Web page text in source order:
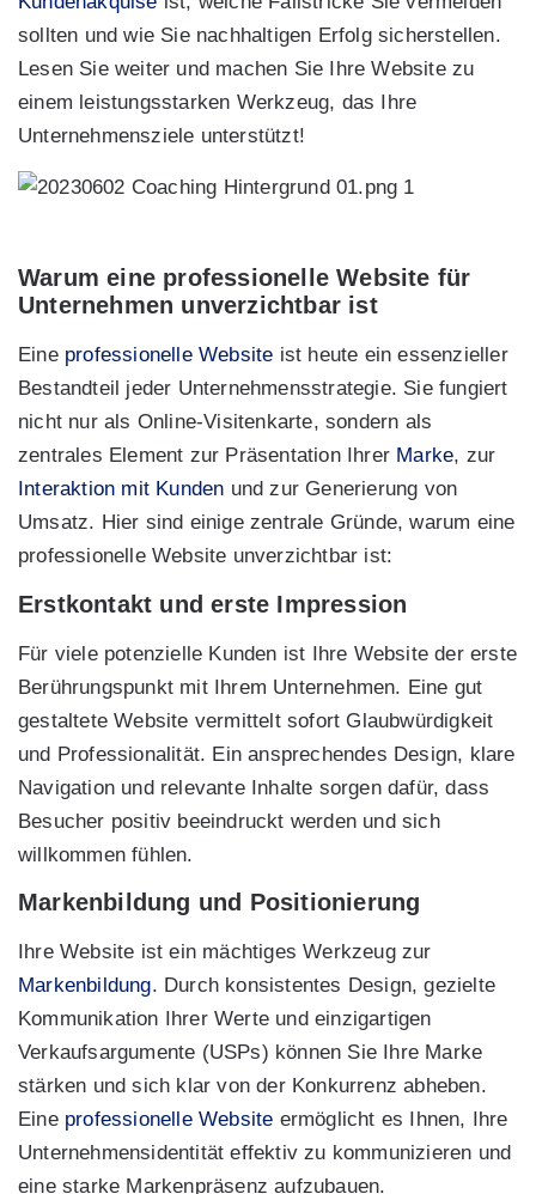
sollten und wie Sie nachhaltigen Erfolg sicherstellen.
Lesen Sie weiter und machen Sie Ihre Website zu
einem leistungsstarken Werkzeug, das Ihre
Unternehmensziele unterstützt!
Warum eine professionelle Website für
Unternehmen unverzichtbar ist
Eineprofessionelle Website ist heute ein essenzieller
Bestandteil jeder Unternehmensstrategie. Sie fungiert
nicht nur als Online-Visitenkarte, sondern als
zentrales Element zur Präsentation Ihrer Marke, zur
Interaktion mit Kunden und zur Generierung von
Umsatz. Hier sind einige zentrale Gründe, warum eine
professionelle Website unverzichtbar ist:
Erstkontakt und erste Impression
Für viele potenzielle Kunden ist Ihre Website der erste
Berührungspunkt mit Ihrem Unternehmen. Eine gut
gestaltete Website vermittelt sofort Glaubwürdigkeit
und Professionalität. Ein ansprechendes Design, klare
Navigation und relevante Inhalte sorgen dafür, dass
Besucher positiv beeindruckt werden und sich
willkommen fühlen.
Markenbildung und Positionierung
Ihre Website ist ein mächtiges Werkzeug zur
Markenbildung. Durch konsistentes Design, gezielte
Kommunikation Ihrer Werte und einzigartigen
Verkaufsargumente (USPs) können Sie Ihre Marke
stärken und sich klar von der Konkurrenz abheben.
Eine professionelle Website ermöglicht es Ihnen, Ihre
Unternehmensidentität effektiv zu kommunizieren und
eine starke Markenpräsenz aufzubauen.